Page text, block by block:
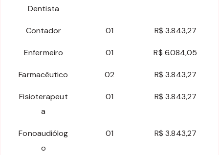
Dentista
Contador 01 R$ 3.843,27
Enfermeiro 01 R$ 6.084,05
Farmacêutico 02 R$ 3.843,27
Fisioterapeut
a
01 R$ 3.843,27
Fonoaudiólog
o
01 R$ 3.843,27